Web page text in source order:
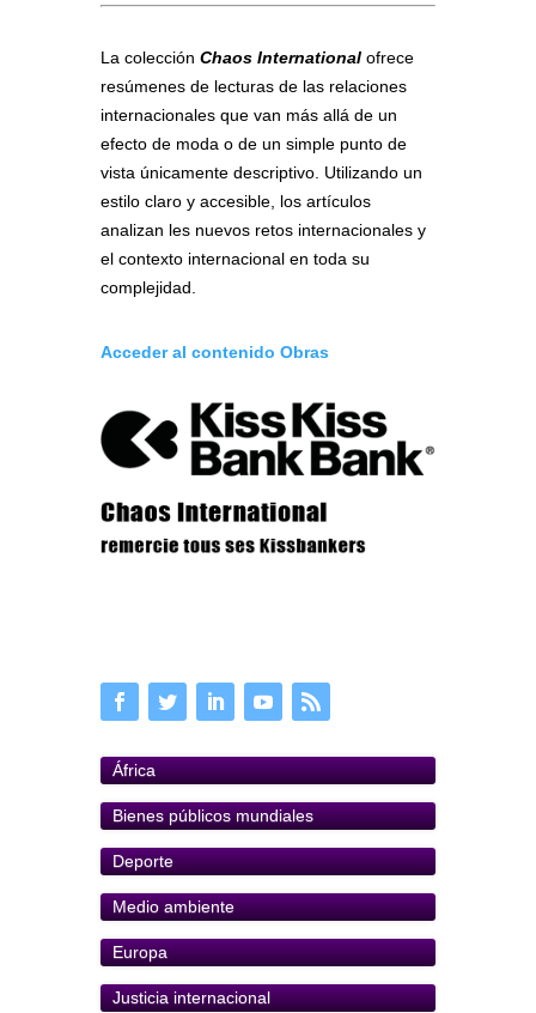
La colección Chaos International ofrece
resúmenes de lecturas de las relaciones
internacionales que van más allá de un
efecto de moda o de un simple punto de
vista únicamente descriptivo. Utilizando un
estilo claro y accesible, los artículos
analizan les nuevos retos internacionales y
el contexto internacional en toda su
complejidad.
Acceder al contenido Obras
África
Bienes públicos mundiales
Deporte
Medio ambiente
Europa
Justicia internacional